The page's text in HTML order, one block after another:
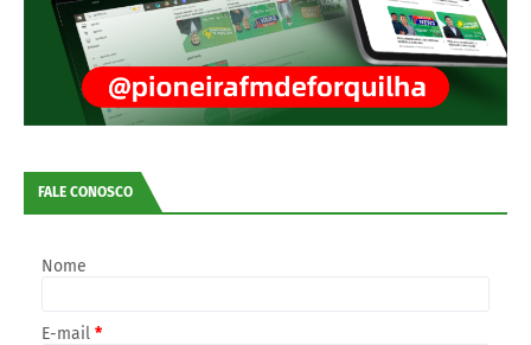
FALE CONOSCO
Nome
E-mail *